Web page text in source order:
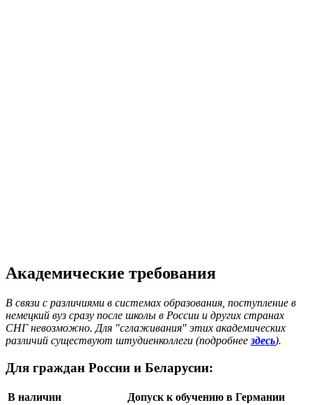
Академические требования
В связи с различиями в системах образования, поступление в
немецкий вуз сразу после школы в России и других странах
СНГ невозможно. Для "сглаживания" этих академических
различий существуют штудиенколлеги (подробнее здесь).
Для граждан России и Беларусии:
В наличии
Допуск к обучению в Германии